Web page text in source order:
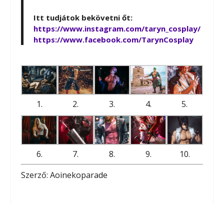
Itt tudjátok bekövetni őt:
https://www.instagram.com/taryn_cosplay/
https://www.facebook.com/TarynCosplay
1. 2. 3. 4. 5.
6. 7. 8. 9.
10.
Szerző: Aoinekoparade